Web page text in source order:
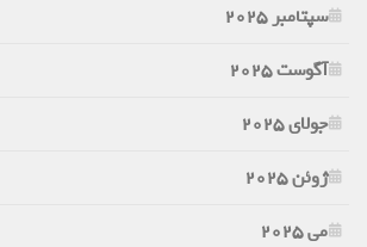
سپتامبر 2025
آگوست 2025
جولای 2025
ژوئن 2025
می 2025